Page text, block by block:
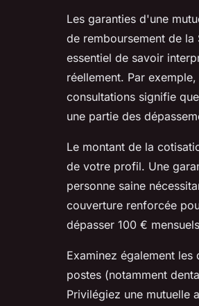
Les garanties d'une
de remboursement de la
essentiel de savoir
réellement. Par
consultations signifie
une partie des
Le montant de la
de votre profil. Une
personne saine
couverture renforcée
dépasser 100 €
Examinez également
postes (notamment
Privilégiez une mutuelle